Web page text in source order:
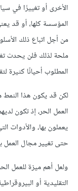
الأخرى أو تغييرًا في
المؤسسة كلها، أو قد
من أجل اتباع ذلك
ملحة لذلك فلن يحدث
المطلوب أحيانًا كثيرة
لكن قد يكون هذا النمط
العمل الحر، إذ تكون
يعملون بها، والأدوات
حتى تغيير مجال العمل
ولعل أهم ميزة للعمل
التقليدية أو